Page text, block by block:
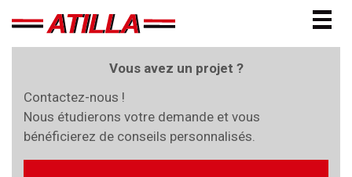
Vous avez un projet ?
Contactez-nous !
Nous étudierons votre demande et vous
bénéficierez de conseils personnalisés.